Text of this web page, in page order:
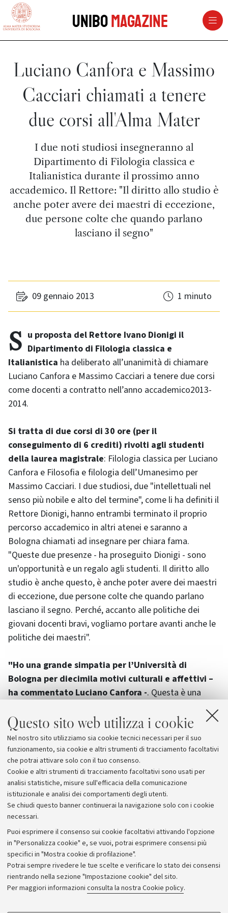
Questo sito web utilizza i cookie
Nel nostro sito utilizziamo sia cookie tecnici necessari per il suo
funzionamento, sia cookie e altri strumenti di tracciamento facoltativi
che potrai attivare solo con il tuo consenso.
Cookie e altri strumenti di tracciamento facoltativi sono usati per
analisi statistiche, misure sull'efficacia della comunicazione
istituzionale e analisi dei comportamenti degli utenti.
Se chiudi questo banner continuerai la navigazione solo con i cookie
necessari.
Puoi esprimere il consenso sui cookie facoltativi attivando l'opzione
in "Personalizza cookie" e, se vuoi, potrai esprimere consensi più
specifici in "Mostra cookie di profilazione".
Potrai sempre rivedere le tue scelte e verificare lo stato dei consensi
rientrando nella sezione "Impostazione cookie" del sito.
Per maggiori informazioni consulta la nostra Cookie policy.
vai al contenuto della pagina
UniboMagazine
Luciano Canfora e Massimo
Cacciari chiamati a tenere
due corsi all'Alma Mater
I due noti studiosi insegneranno al
Dipartimento di Filologia classica e
Italianistica durante il prossimo anno
accademico. Il Rettore: "Il diritto allo studio è
anche poter avere dei maestri di eccezione,
due persone colte che quando parlano
lasciano il segno"
09 gennaio 2013 1 minuto
Su proposta del Rettore Ivano Dionigi il Dipartimento di Filologia classica e
Italianistica ha deliberato all’unanimità di chiamare
Luciano Canfora e Massimo Cacciari a tenere due corsi
come docenti a contratto nell’anno accademico2013-
2014.
Si tratta di due corsi di 30 ore (per il
conseguimento di 6 crediti) rivolti agli studenti
della laurea magistrale: Filologia classica per Luciano
Canfora e Filosofia e filologia dell’Umanesimo per
Massimo Cacciari. I due studiosi, due "intellettuali nel
senso più nobile e alto del termine", come li ha definiti il
Rettore Dionigi, hanno entrambi terminato il proprio
percorso accademico in altri atenei e saranno a
Bologna chiamati ad insegnare per chiara fama.
"Queste due presenze - ha proseguito Dionigi - sono
un'opportunità e un regalo agli studenti. Il diritto allo
studio è anche questo, è anche poter avere dei maestri
di eccezione, due persone colte che quando parlano
lasciano il segno. Perché, accanto alle politiche dei
giovani docenti bravi, vogliamo portare avanti anche le
politiche dei maestri".
"Ho una grande simpatia per l’Università di
Bologna per diecimila motivi culturali e affettivi –
ha commentato Luciano Canfora -. Questa è una
Massimo Cacciari ha espresso "soddisfazione per
l’iniziativa che corona una lunga stagione di
collaborazione con il Rettore Dionigi e con il Centro
studi la Permanenza del classico".
Archivio
Comunicati stampa
Redazione
Rassegna stampa